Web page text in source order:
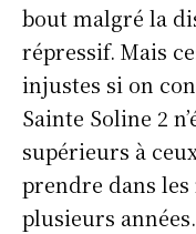
bout malgré la
répressif. Mais
injustes si on
Sainte Soline 2
supérieurs à
prendre dans
plusieurs